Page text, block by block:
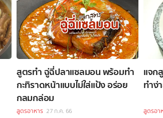
สูตรทำ ฉู่ฉี่ปลาแซลมอน พร้อมทำ
กะทิราดหน้าแบบไม่ใส่แป้ง อร่อย
กลมกล่อม
สูตรอาหาร 27 ก.ค. 66
แจก
ทำง่
สูตรอา